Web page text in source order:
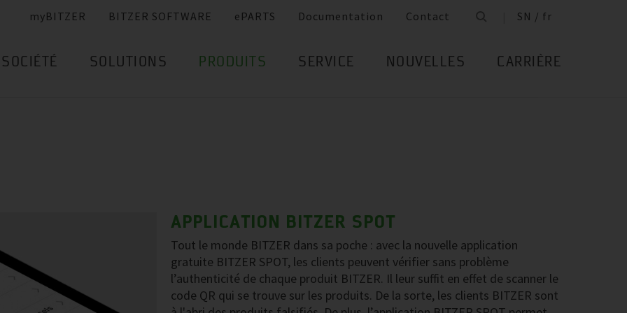
myBITZER BITZER SOFTWARE ePARTS Documentation Contact SN / fr
SOCIÉTÉ SOLUTIONS PRODUITS SERVICE NOUVELLES CARRIÈRE
APPLICATION BITZER SPOT
Tout le monde BITZER dans sa poche : avec la nouvelle application
gratuite BITZER SPOT, les clients peuvent vérifier sans problème
l’authenticité de chaque produit BITZER. Il leur suffit en effet de scanner le
code QR qui se trouve sur les produits. De la sorte, les clients BITZER sont